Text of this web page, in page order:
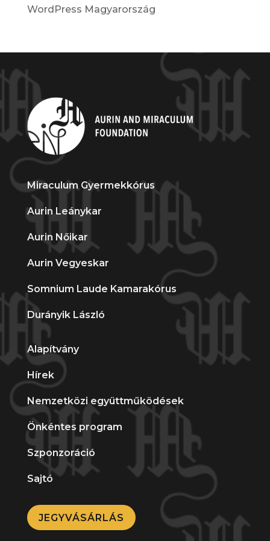
WordPress Magyarország
Miraculum Gyermekkórus
Aurin Leánykar
Aurin Nőikar
Aurin Vegyeskar
Somnium Laude Kamarakórus
Durányik László
Alapítvány
Hírek
Nemzetközi együttműködések
Önkéntes program
Szponzoráció
Sajtó
JEGYVÁSÁRLÁS